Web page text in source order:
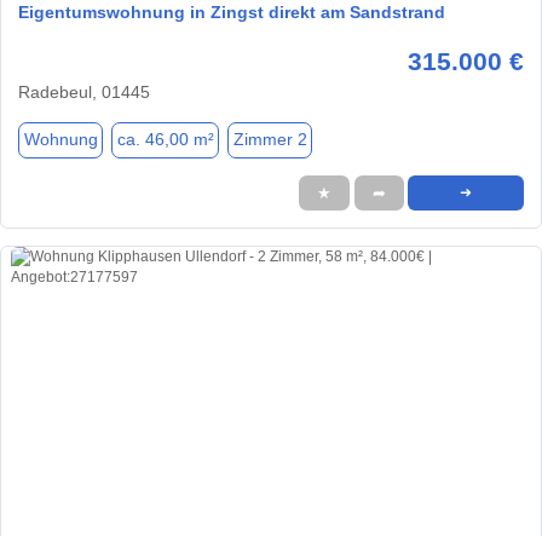
Eigentumswohnung in Zingst direkt am Sandstrand
315.000 €
Radebeul, 01445
Wohnung ca. 46,00 m² Zimmer 2
★ ➦ ➜